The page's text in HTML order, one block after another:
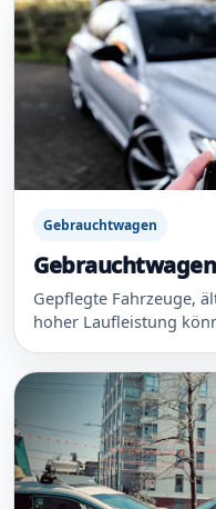
Gebrauchtwagen
Gebrauchtwagen
Gepflegte Fahrzeuge,
hoher Laufleistung